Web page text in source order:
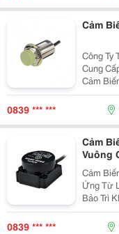
Cảm
Công Ty
Cung
Cảm
Cửa/
Suất, Bộ
Tin Đặt
0839 *** ***
Cảm
Vuông
Cảm
Ứng Từ Loại
Bảo Trì
Được
Bảo Vệ
0839 *** ***